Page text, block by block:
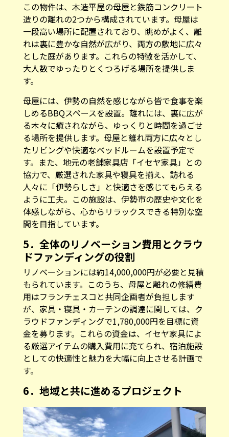
この物件は、木造平屋の母屋と鉄筋コンクリート
造りの離れの2つから構成されています。母屋は
一段高い場所に配置されており、眺めがよく、離
れは裏に豊かな自然が広がり、両方の敷地に広々
とした庭があります。これらの特徴を活かして、
大人数でゆったりとくつろげる場所を提供しま
す。
母屋には、伊勢の自然を感じながら皆で食事を楽
しめるBBQスペースを設置。離れには、裏に広が
る木々に癒されながら、ゆっくりと時間を過ごせ
る場所を提供します。母屋と離れ両方に広々とし
たリビングや快適なベッドルームを設置予定で
す。また、地元の老舗家具店「イセヤ家具」との
協力で、厳選された家具や寝具を揃え、訪れる
人々に「伊勢らしさ」と快適さを感じてもらえる
ように工夫。この施設は、伊勢市の歴史や文化を
体感しながら、心からリラックスできる特別な空
間を目指しています。
5．全体のリノベーション費用とクラウ
ドファンディングの役割
リノベーションには約14,000,000円が必要と見積
もられています。このうち、母屋と離れの修繕費
用はフランチェスコと共同企画者が負担します
が、家具・寝具・カーテンの調達に関しては、ク
ラウドファンディングで1,780,000円を目標に資
金を募ります。これらの資金は、イセヤ家具によ
る厳選アイテムの購入費用に充てられ、宿泊施設
としての快適性と魅力を大幅に向上させる計画で
す。
6．地域と共に進めるプロジェクト